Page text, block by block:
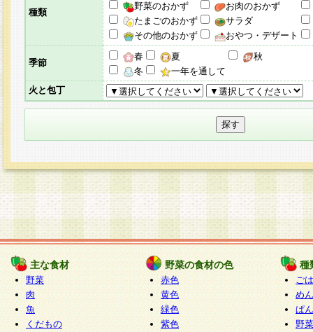
種類
野菜のおかず
お肉のおかず
たまごのおかず
サラダ
その他のおかず
おやつ・デザート
季節
春 夏
秋
冬
一年を通して
火と包丁
主な食材
野菜
肉
魚
くだもの
野菜の食材の色
赤色
黄色
緑色
紫色
種
ご
めん
ぱん
野